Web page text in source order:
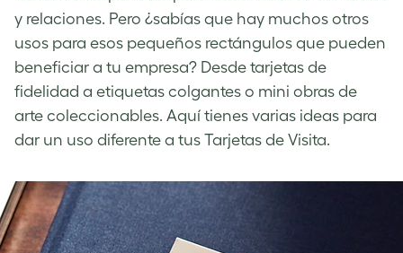
y relaciones. Pero ¿sabías que hay muchos otros
usos para esos pequeños rectángulos que pueden
beneficiar a tu empresa? Desde tarjetas de
fidelidad a etiquetas colgantes o mini obras de
arte coleccionables. Aquí tienes varias ideas para
dar un uso diferente a tus Tarjetas de Visita.